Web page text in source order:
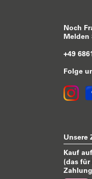
Noch
Melden
+49
Folge
Unsere
Kauf
(das